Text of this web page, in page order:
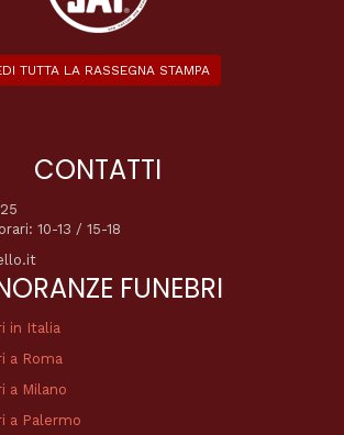
TUTTA LA RASSEGNA STAMPA
CONTATTI
10-13 / 15-18
FUNEBRI
in Italia
a Roma
a Milano
a Palermo